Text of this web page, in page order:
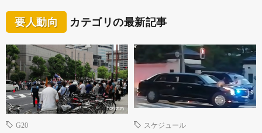
要人動向 カテゴリの最新記事
G20 スケジュール